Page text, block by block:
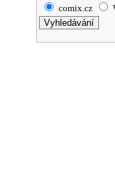
comix.cz